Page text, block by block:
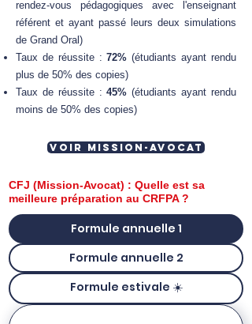
rendez-vous pédagogiques avec l'enseignant
référent et ayant passé leurs deux simulations
de Grand Oral)
Taux de réussite :72% (étudiants ayant rendu
plus de 50% des copies)
Taux de réussite :45% (étudiants ayant rendu
moins de 50% des copies)
Voir Mission-Avocat
CFJ (Mission-Avocat) : Quelle est sa
meilleure préparation au CRFPA ?
Formule annuelle 1
Formule annuelle 2
Formule estivale ☀️